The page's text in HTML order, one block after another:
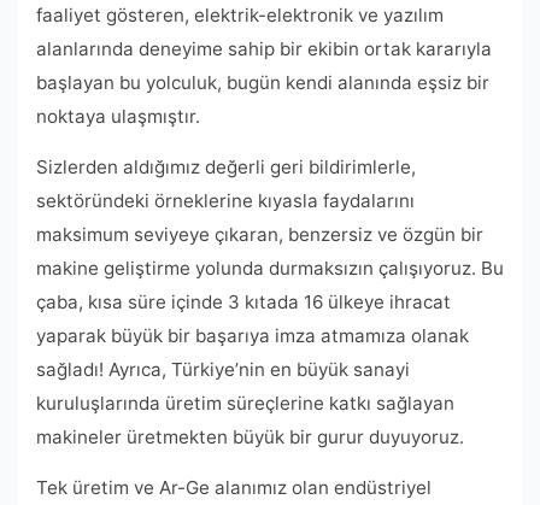
faaliyet gösteren, elektrik-elektronik ve yazılım
alanlarında deneyime sahip bir ekibin ortak kararıyla
başlayan bu yolculuk, bugün kendi alanında eşsiz bir
noktaya ulaşmıştır.
Sizlerden aldığımız değerli geri bildirimlerle,
sektöründeki örneklerine kıyasla faydalarını
maksimum seviyeye çıkaran, benzersiz ve özgün bir
makine geliştirme yolunda durmaksızın çalışıyoruz. Bu
çaba, kısa süre içinde 3 kıtada 16 ülkeye ihracat
yaparak büyük bir başarıya imza atmamıza olanak
sağladı! Ayrıca, Türkiye’nin en büyük sanayi
kuruluşlarında üretim süreçlerine katkı sağlayan
makineler üretmekten büyük bir gurur duyuyoruz.
Tek üretim ve Ar-Ge alanımız olan endüstriyel